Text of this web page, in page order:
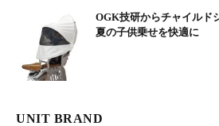
OGK技研からチャイルド
夏の子供乗せを快適に
UNIT BRAND